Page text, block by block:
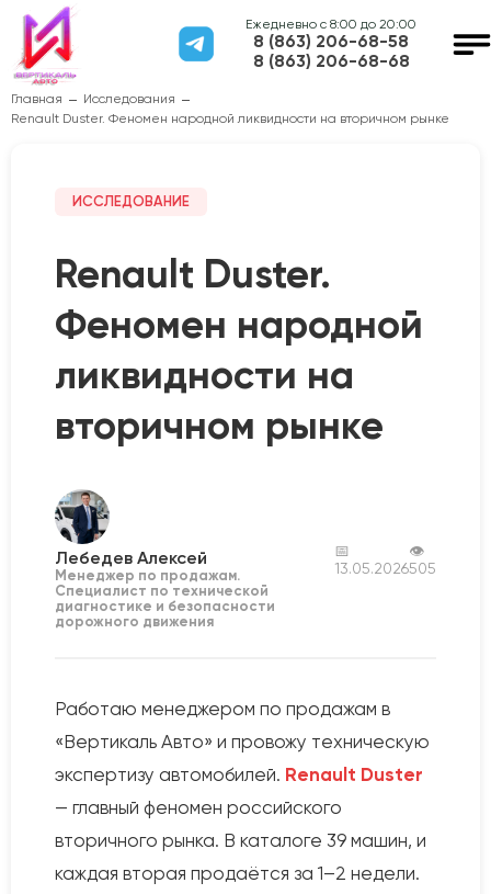
Ежедневно с 8:00 до 20:00
8 (863) 206-68-58
8 (863) 206-68-68
Главная
Исследования
Renault Duster. Феномен народной ликвидности на вторичном рынке
ИССЛЕДОВАНИЕ
Renault Duster.
Феномен народной
ликвидности на
вторичном рынке
Лебедев Алексей
Менеджер по продажам.
Специалист по технической
диагностике и безопасности
дорожного движения
📅
13.05.2026
👁
505
Работаю менеджером по продажам в
«Вертикаль Авто» и провожу техническую
экспертизу автомобилей. Renault Duster
— главный феномен российского
вторичного рынка. В каталоге 39 машин, и
каждая вторая продаётся за 1–2 недели.